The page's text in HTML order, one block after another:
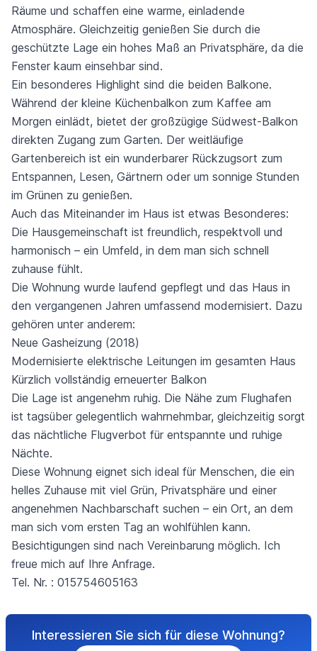
Räume und schaffen eine warme, einladende
Atmosphäre. Gleichzeitig genießen Sie durch die
geschützte Lage ein hohes Maß an Privatsphäre, da die
Fenster kaum einsehbar sind.
Ein besonderes Highlight sind die beiden Balkone.
Während der kleine Küchenbalkon zum Kaffee am
Morgen einlädt, bietet der großzügige Südwest-Balkon
direkten Zugang zum Garten. Der weitläufige
Gartenbereich ist ein wunderbarer Rückzugsort zum
Entspannen, Lesen, Gärtnern oder um sonnige Stunden
im Grünen zu genießen.
Auch das Miteinander im Haus ist etwas Besonderes:
Die Hausgemeinschaft ist freundlich, respektvoll und
harmonisch – ein Umfeld, in dem man sich schnell
zuhause fühlt.
Die Wohnung wurde laufend gepflegt und das Haus in
den vergangenen Jahren umfassend modernisiert. Dazu
gehören unter anderem:
Neue Gasheizung (2018)
Modernisierte elektrische Leitungen im gesamten Haus
Kürzlich vollständig erneuerter Balkon
Die Lage ist angenehm ruhig. Die Nähe zum Flughafen
ist tagsüber gelegentlich wahrnehmbar, gleichzeitig sorgt
das nächtliche Flugverbot für entspannte und ruhige
Nächte.
Diese Wohnung eignet sich ideal für Menschen, die ein
helles Zuhause mit viel Grün, Privatsphäre und einer
angenehmen Nachbarschaft suchen – ein Ort, an dem
man sich vom ersten Tag an wohlfühlen kann.
Besichtigungen sind nach Vereinbarung möglich. Ich
freue mich auf Ihre Anfrage.
Tel. Nr. : 015754605163
Interessieren Sie sich für diese Wohnung?